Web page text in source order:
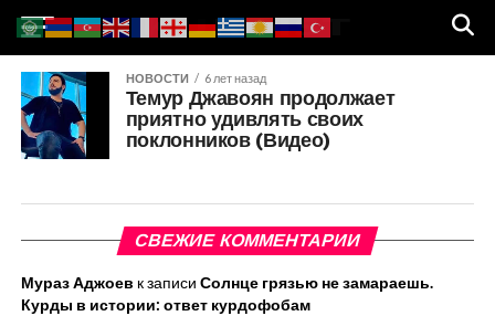
НОВОСТИ 6 лет назад
Темур Джавоян продолжает
приятно удивлять своих
поклонников (Видео)
СВЕЖИЕ КОММЕНТАРИИ
Мураз Аджоев к записи Солнце грязью не замараешь.
Курды в истории: ответ курдофобам